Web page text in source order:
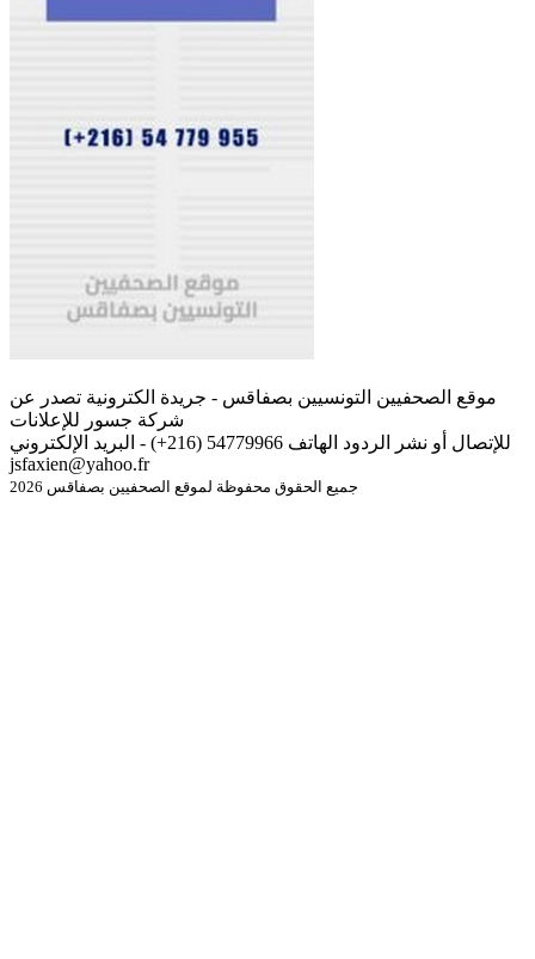
موقع الصحفيين التونسيين بصفاقس - جريدة الكترونية تصدر عن
شركة جسور للإعلانات
للإتصال أو نشر الردود الهاتف 54779966 (216+) - البريد الإلكتروني
jsfaxien@yahoo.fr
جميع الحقوق محفوظة لموقع الصحفيين بصفاقس 2026